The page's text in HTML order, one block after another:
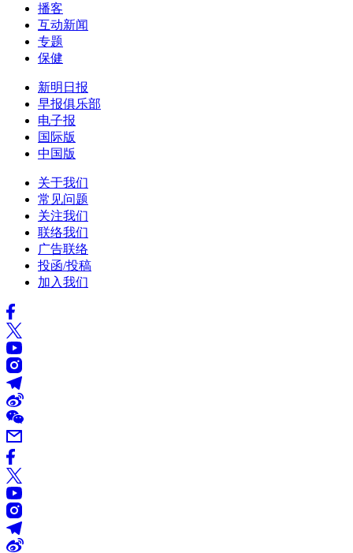
播客
互动新闻
专题
保健
新明日报
早报俱乐部
电子报
国际版
中国版
关于我们
常见问题
关注我们
联络我们
广告联络
投函/投稿
加入我们